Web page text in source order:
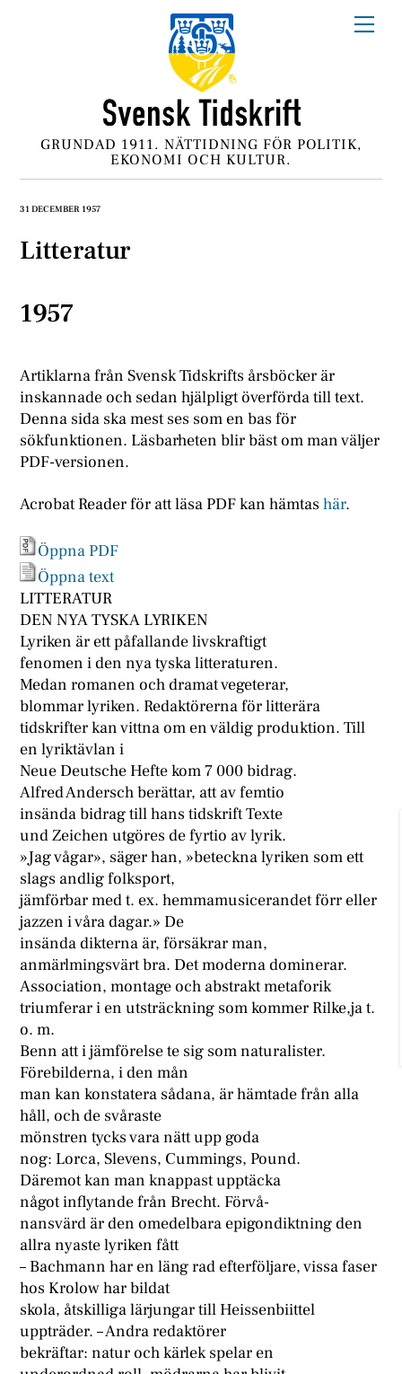
GRUNDAD 1911. NÄTTIDNING FÖR POLITIK,
EKONOMI OCH KULTUR.
31 DECEMBER 1957
Litteratur
1957
Artiklarna från Svensk Tidskrifts årsböcker är
inskannade och sedan hjälpligt överförda till text.
Denna sida ska mest ses som en bas för
sökfunktionen. Läsbarheten blir bäst om man väljer
PDF-versionen.
Acrobat Reader för att läsa PDF kan hämtashär.
Öppna PDF
Öppna text
LITTERATUR
DEN NYA TYSKA LYRIKEN
Lyriken är ett påfallande livskraftigt
fenomen i den nya tyska litteraturen.
Medan romanen och dramat vegeterar,
blommar lyriken. Redaktörerna för litterära
tidskrifter kan vittna om en väldig produktion. Till
en lyriktävlan i
Neue Deutsche Hefte kom 7 000 bidrag.
Alfred Andersch berättar, att av femtio
insända bidrag till hans tidskrift Texte
und Zeichen utgöres de fyrtio av lyrik.
»Jag vågar», säger han, »beteckna lyriken som ett
slags andlig folksport,
jämförbar med t. ex. hemmamusicerandet förr eller
jazzen i våra dagar.» De
insända dikterna är, försäkrar man,
anmärlmingsvärt bra. Det moderna dominerar.
Association, montage och abstrakt metaforik
triumferar i en utsträckning som kommer Rilke,ja t.
o. m.
Benn att i jämförelse te sig som naturalister.
Förebilderna, i den mån
man kan konstatera sådana, är hämtade från alla
håll, och de svåraste
mönstren tycks vara nätt upp goda
nog: Lorca, Slevens, Cummings, Pound.
Däremot kan man knappast upptäcka
något inflytande från Brecht. Förvå-
nansvärd är den omedelbara epigondiktning den
allra nyaste lyriken fått
– Bachmann har en läng rad efterföljare, vissa faser
hos Krolow har bildat
skola, åtskilliga lärjungar till Heissenbiittel
uppträder. – Andra redaktörer
bekräftar: natur och kärlek spelar en